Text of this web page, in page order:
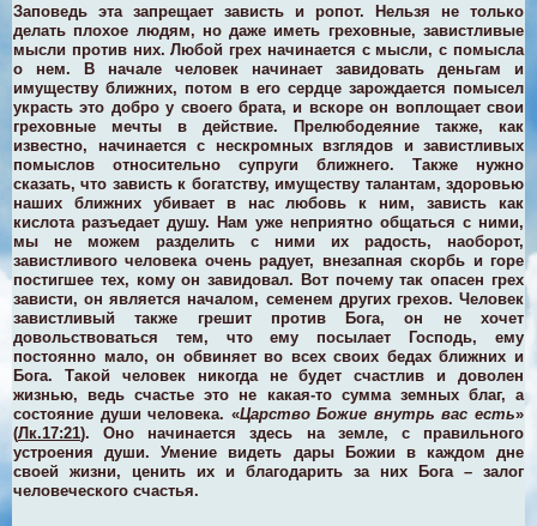
Заповедь эта запрещает зависть и ропот. Нельзя не только
делать плохое людям, но даже иметь греховные, завистливые
мысли против них. Любой грех начинается с мысли, с помысла
о нем. В начале человек начинает завидовать деньгам и
имуществу ближних, потом в его сердце зарождается помысел
украсть это добро у своего брата, и вскоре он воплощает свои
греховные мечты в действие. Прелюбодеяние также, как
известно, начинается с нескромных взглядов и завистливых
помыслов относительно супруги ближнего. Также нужно
сказать, что зависть к богатству, имуществу талантам, здоровью
наших ближних убивает в нас любовь к ним, зависть как
кислота разъедает душу. Нам уже неприятно общаться с ними,
мы не можем разделить с ними их радость, наоборот,
завистливого человека очень радует, внезапная скорбь и горе
постигшее тех, кому он завидовал. Вот почему так опасен грех
зависти, он является началом, семенем других грехов. Человек
завистливый также грешит против Бога, он не хочет
довольствоваться тем, что ему посылает Господь, ему
постоянно мало, он обвиняет во всех своих бедах ближних и
Бога. Такой человек никогда не будет счастлив и доволен
жизнью, ведь счастье это не какая-то сумма земных благ, а
состояние души человека. «Царство Божие внутрь вас есть»
(Лк.17:21). Оно начинается здесь на земле, с правильного
устроения души. Умение видеть дары Божии в каждом дне
своей жизни, ценить их и благодарить за них Бога – залог
человеческого счастья.